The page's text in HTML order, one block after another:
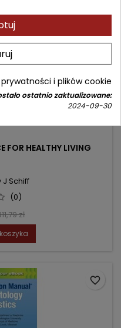
FOR HEALTHY LIVING
Schiff
(0)
zł
favorite_border
i plików cookie
ostatnio zaktualizowane:
2024-09-30